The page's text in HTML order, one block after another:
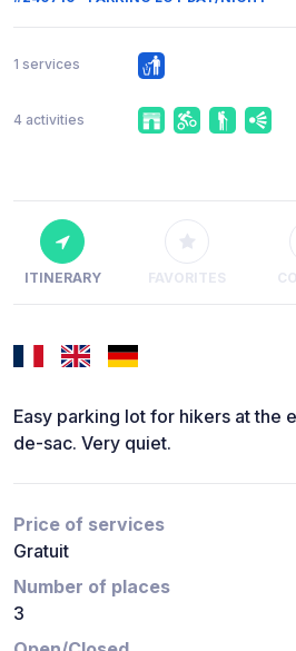
1 services
4 activities
ITINERARY FAVORITES
Easy parking lot for hikers at the
de-sac. Very quiet.
Price of services
Gratuit
Number of places
3